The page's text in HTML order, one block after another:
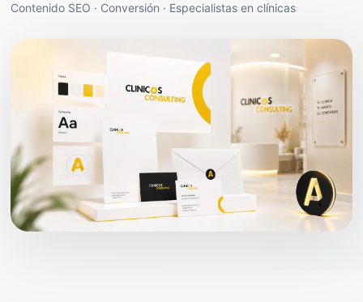
Contenido SEO · Conversión · Especialistas en clínicas